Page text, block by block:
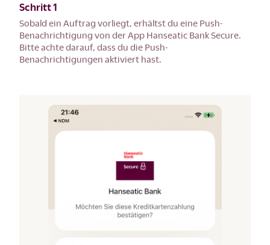
Schritt 1
Sobald ein Auftrag vorliegt, erhältst du eine Push-
Benachrichtigung von der App Hanseatic Bank Secure.
Bitte achte darauf, dass du die Push-
Benachrichtigungen aktiviert hast.